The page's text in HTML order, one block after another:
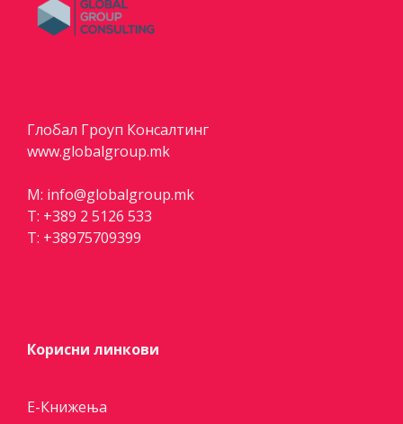
Глобал Гроуп Консалтинг
www.globalgroup.mk
M: info@globalgroup.mk
T: +389 2 5126 533
T: +38975709399
Корисни линкови
Е-Книжења